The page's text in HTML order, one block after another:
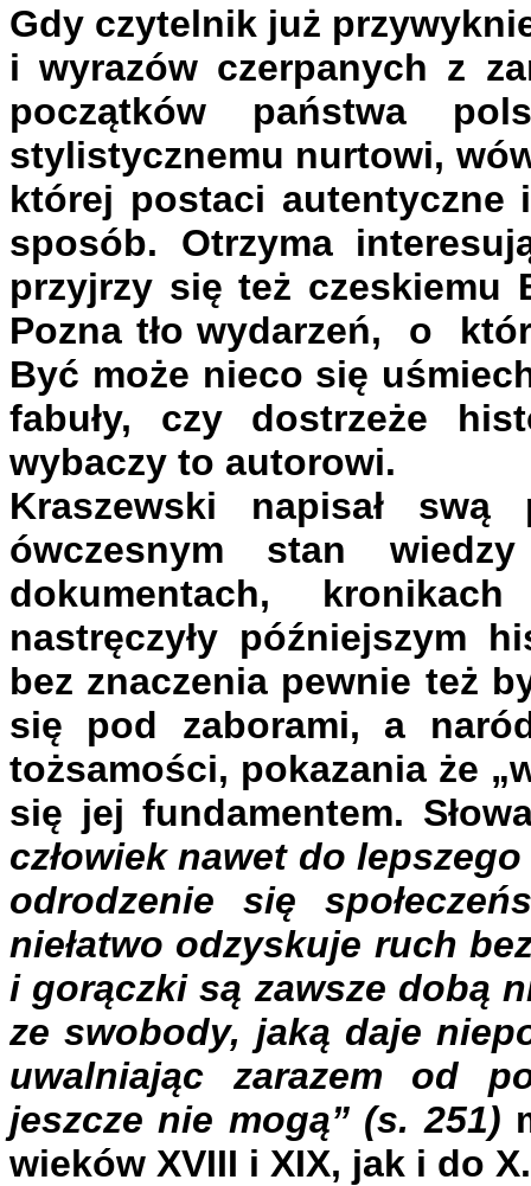
Gdy czytelnik już
i wyrazów czerpanych z
początków państwa
stylistycznemu nurtowi,
której postaci autentyczne
sposób. Otrzyma
przyjrzy się też czeskiemu
Pozna tło wydarzeń, o
Być może nieco się
fabuły, czy dostrzeże
wybaczy to autorowi.
Kraszewski napisał
ówczesnym stan
dokumentach,
nastręczyły późniejszym
bez znaczenia pewnie też
się pod zaborami, a
tożsamości, pokazania że
się jej fundamentem.
człowiek nawet do
odrodzenie się
niełatwo odzyskuje ruch
i gorączki są zawsze dobą
ze swobody, jaką daje
uwalniając zarazem od
jeszcze nie mogą” (s. 251)
wieków XVIII i XIX, jak i do X.